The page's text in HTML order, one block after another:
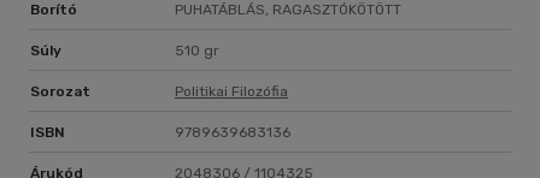
Borító PUHATÁBLÁS, RAGASZTÓKÖTÖTT
Súly 510 gr
Sorozat Politikai Filozófia
ISBN 9789639683136
Árukód 2048306 / 1104325